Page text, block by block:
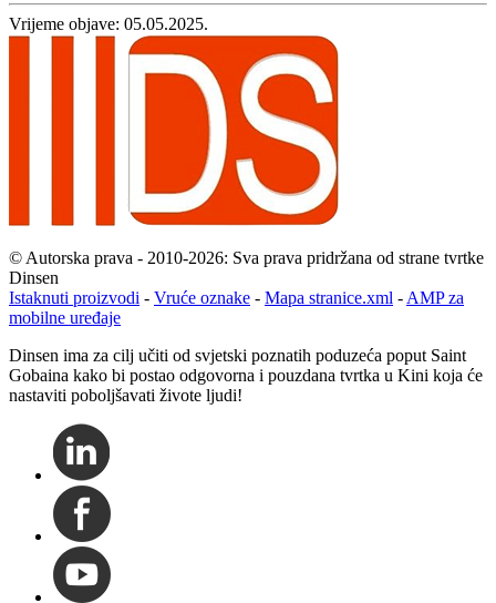
Vrijeme objave: 05.05.2025.
© Autorska prava - 2010-2026: Sva prava pridržana od strane tvrtke
Dinsen
Istaknuti proizvodi - Vruće oznake - Mapa stranice.xml - AMP za
mobilne uređaje
Dinsen ima za cilj učiti od svjetski poznatih poduzeća poput Saint
Gobaina kako bi postao odgovorna i pouzdana tvrtka u Kini koja će
nastaviti poboljšavati živote ljudi!